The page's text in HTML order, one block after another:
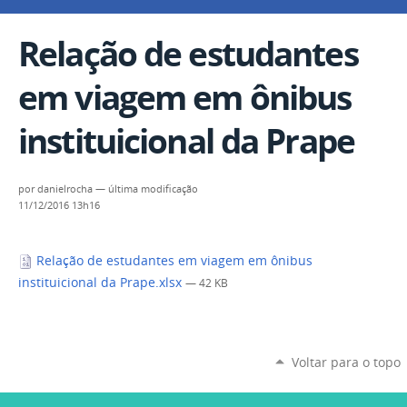
Relação de estudantes
em viagem em ônibus
instituicional da Prape
pordanielrocha — última modificação
11/12/2016 13h16
Relação de estudantes em viagem em ônibus
instituicional da Prape.xlsx — 42 KB
Voltar para o topo